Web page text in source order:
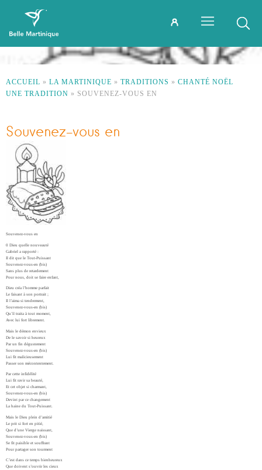
ACCUEIL » LA MARTINIQUE » TRADITIONS » CHANTÉ NOËL
UNE TRADITION » SOUVENEZ-VOUS EN
Souvenez-vous en
Souvenez-vous en
0 Dieu quelle nouveauté
Gabriel a rapporté :
Il dit que le Tout-Puissant
Souvenez-vous-en (bis)
Sans plus de retardement
Pour nous, doit se faire enfant,
Dieu créa l’homme parfait
Le faisant à son portrait ;
Il l’aima si tendrement,
Souvenez-vous-en (bis)
Qu’il traita à tout moment,
Avec lui fort librement.
Mais le démon envieux
De le savoir si heureux
Par un fin dégustement
Souvenez-vous-en (bis)
Lui fit malicieusement
Passer son mécontentement.
Par cette infidélité
Lui fit ravir sa beauté,
Et cet objet si charmant,
Souvenez-vous-en (bis)
Devint par ce changement
La haine du Tout-Puissant.
Mais le Dieu plein d’amitié
Le prit si fort en pitié,
Que d’une Vierge naissant,
Souvenez-vous-en (bis)
Se fit paisible et souffrant
Pour partager son tourment
C’est dans ce temps bienheureux
Que doivent s’ouvrir les cieux